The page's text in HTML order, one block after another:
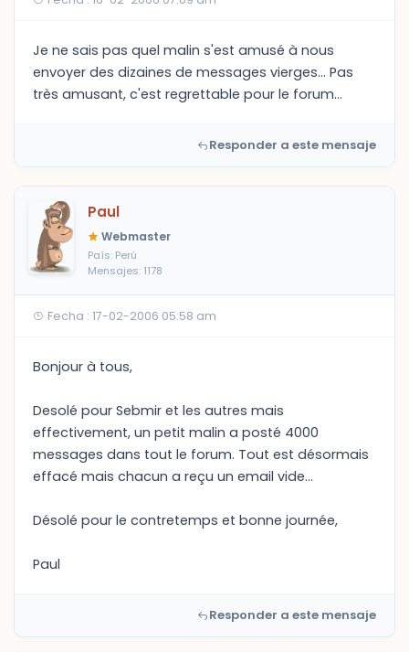
Je ne sais pas quel malin s'est amusé à nous
envoyer des dizaines de messages vierges... Pas
très amusant, c'est regrettable pour le forum...
Responder a este mensaje
Paul
Webmaster
País: Perú
Mensajes: 1178
Fecha : 17-02-2006 05:58 am
Bonjour à tous,
Desolé pour Sebmir et les autres mais
effectivement, un petit malin a posté 4000
messages dans tout le forum. Tout est désormais
effacé mais chacun a reçu un email vide...
Désolé pour le contretemps et bonne journée,
Paul
Responder a este mensaje